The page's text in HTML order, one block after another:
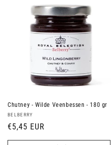
Chutney - Wilde Veenbessen - 180 gr
Verkoper:
BELBERRY
Normale
prijs
€5,45 EUR